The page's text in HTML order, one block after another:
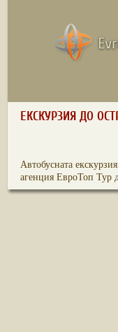
ЕКСКУРЗИЯ ДО
Автобусната
агенция ЕвроТоп Тур